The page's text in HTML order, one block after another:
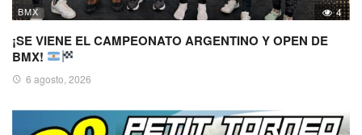
BMX 4
¡SE VIENE EL CAMPEONATO ARGENTINO Y OPEN DE
BMX!
6 agosto, 2026